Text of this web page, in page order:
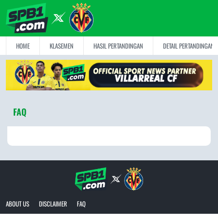
HOME KLASEMEN HASIL PERTANDINGAN DETAIL PERTANDINGAN
FAQ
ABOUT US DISCLAIMER FAQ